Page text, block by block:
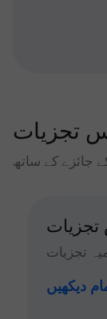
تجزیات
تجزیات
تجزیات
دیکھیں